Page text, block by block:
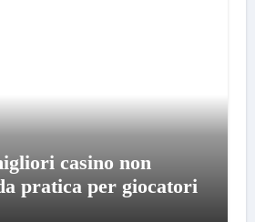
casino non
pratica per giocatori